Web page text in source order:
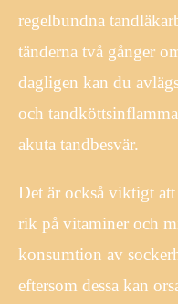
regelbundna
tänderna två gånger
dagligen kan du
och
akuta tandbesvär.
Det är också viktigt att
rik på vitaminer och
konsumtion av
eftersom dessa kan